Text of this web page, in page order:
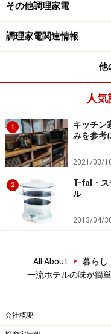
また、ゼンケンの「
産のお祝いなどの贈
た先のかたからも「
る！」「毎日の食生
蓋も洗いやすい設計
いたって簡単。難し
とができるゼンケン
こだわりあるお母さ
のスープメーカーです
詳しくはこちら
DATA
ゼンケン｜スープリー
電源：AC100V 50/
その他調理家電
調理家電関連情報
他
人
1
キッチン
みを参考
2021/03/
2
T-fal・ス
ル
2013/04/
All About > 暮らし
一流ホテルの味が簡
会社概要